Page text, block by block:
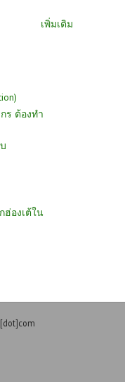
เพิ่มเติม
ร ต้องทำ
ฮ่องเต้ใน